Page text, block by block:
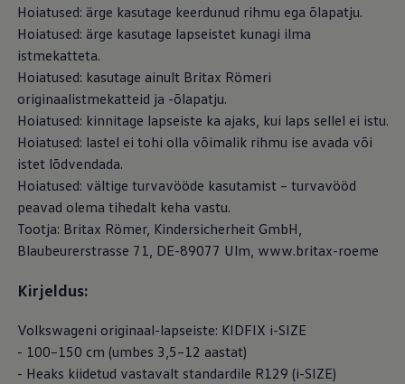
Hoiatused: ärge kasutage keerdunud rihmu ega õlapatju.
Hoiatused: ärge kasutage lapseistet kunagi ilma
istmekatteta.
Hoiatused: kasutage ainult Britax Römeri
originaalistmekatteid ja -õlapatju.
Hoiatused: kinnitage lapseiste ka ajaks, kui laps sellel ei istu.
Hoiatused: lastel ei tohi olla võimalik rihmu ise avada või
istet lõdvendada.
Hoiatused: vältige turvavööde kasutamist – turvavööd
peavad olema tihedalt keha vastu.
Tootja: Britax Römer, Kindersicherheit GmbH,
Blaubeurerstrasse 71, DE-89077 Ulm, www.britax-roeme
Kirjeldus:
Volkswageni originaal-lapseiste: KIDFIX i-SIZE
- 100–150 cm (umbes 3,5–12 aastat)
- Heaks kiidetud vastavalt standardile R129 (i-SIZE)